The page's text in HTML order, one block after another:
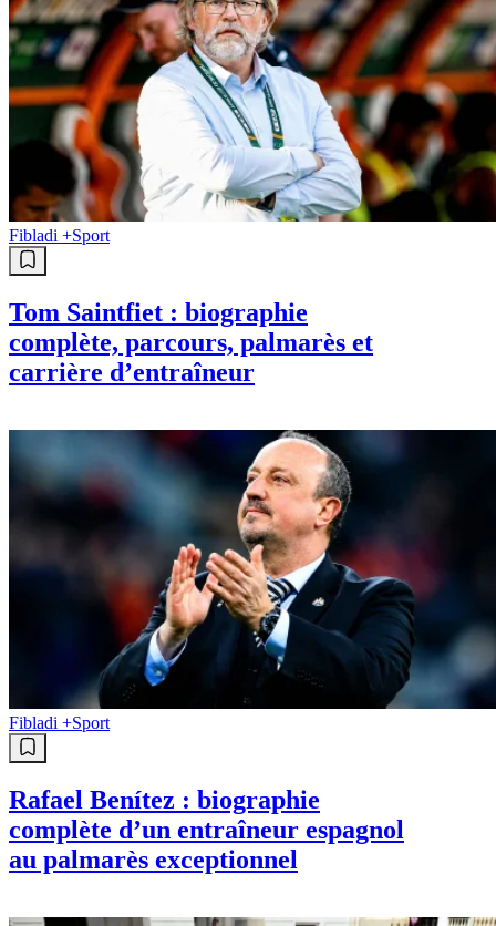
Fibladi +Sport
Tom Saintfiet : biographie
complète, parcours, palmarès et
carrière d’entraîneur
Fibladi +Sport
Rafael Benítez : biographie
complète d’un entraîneur espagnol
au palmarès exceptionnel